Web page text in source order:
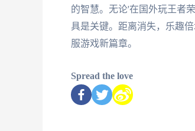
的智慧。无论'在国外玩王者
具是关键。距离消失，乐趣
服游戏新篇章。
Spread the love